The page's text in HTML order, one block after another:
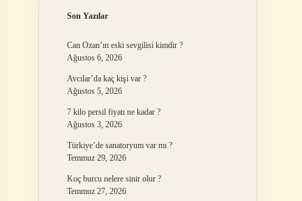
Son Yazılar
Can Ozan’ın eski sevgilisi kimdir ?
Ağustos 6, 2026
Avcılar’da kaç kişi var ?
Ağustos 5, 2026
7 kilo persil fiyatı ne kadar ?
Ağustos 3, 2026
Türkiye’de sanatoryum var mı ?
Temmuz 29, 2026
Koç burcu nelere sinir olur ?
Temmuz 27, 2026